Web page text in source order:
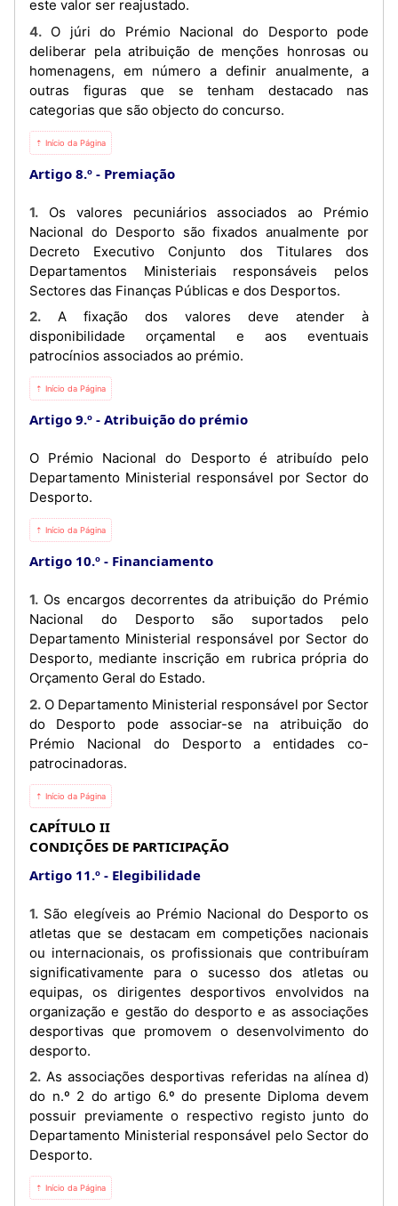
este valor ser reajustado.
4. O júri do Prémio Nacional do Desporto pode
deliberar pela atribuição de menções honrosas ou
homenagens, em número a definir anualmente, a
outras figuras que se tenham destacado nas
categorias que são objecto do concurso.
⇡ Início da Página
Artigo 8.º Premiação
1. Os valores pecuniários associados ao Prémio
Nacional do Desporto são fixados anualmente por
Decreto Executivo Conjunto dos Titulares dos
Departamentos Ministeriais responsáveis pelos
Sectores das Finanças Públicas e dos Desportos.
2. A fixação dos valores deve atender à
disponibilidade orçamental e aos eventuais
patrocínios associados ao prémio.
⇡ Início da Página
Artigo 9.º Atribuição do prémio
O Prémio Nacional do Desporto é atribuído pelo
Departamento Ministerial responsável por Sector do
Desporto.
⇡ Início da Página
Artigo 10.º Financiamento
1. Os encargos decorrentes da atribuição do Prémio
Nacional do Desporto são suportados pelo
Departamento Ministerial responsável por Sector do
Desporto, mediante inscrição em rubrica própria do
Orçamento Geral do Estado.
2. O Departamento Ministerial responsável por Sector
do Desporto pode associar-se na atribuição do
Prémio Nacional do Desporto a entidades co-
patrocinadoras.
⇡ Início da Página
CAPÍTULO II
CONDIÇÕES DE PARTICIPAÇÃO
Artigo 11.º
Elegibilidade
1. São elegíveis ao Prémio Nacional do Desporto os
atletas que se destacam em competições nacionais
ou internacionais, os profissionais que contribuíram
significativamente para o sucesso dos atletas ou
equipas, os dirigentes desportivos envolvidos na
organização e gestão do desporto e as associações
desportivas que promovem o desenvolvimento do
desporto.
2. As associações desportivas referidas na alínea d)
do n.º 2 do artigo 6.º do presente Diploma devem
possuir previamente o respectivo registo junto do
Departamento Ministerial responsável pelo Sector do
Desporto.
⇡ Início da Página